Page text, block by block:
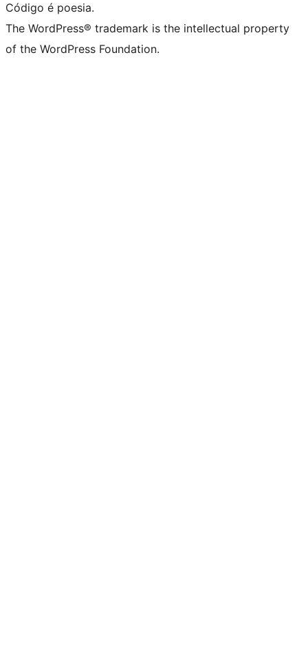
Código é poesia.
The WordPress® trademark is the intellectual property
of the WordPress Foundation.